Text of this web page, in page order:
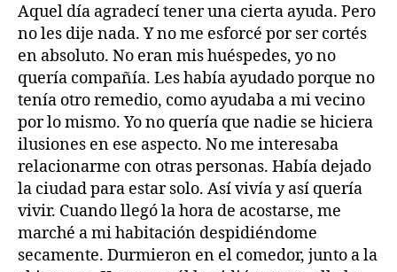
Aquel día agradecí tener una cierta ayuda. Pero
no les dije nada. Y no me esforcé por ser cortés
en absoluto. No eran mis huéspedes, yo no
quería compañía. Les había ayudado porque no
tenía otro remedio, como ayudaba a mi vecino
por lo mismo. Yo no quería que nadie se hiciera
ilusiones en ese aspecto. No me interesaba
relacionarme con otras personas. Había dejado
la ciudad para estar solo. Así vivía y así quería
vivir. Cuando llegó la hora de acostarse, me
marché a mi habitación despidiéndome
secamente. Durmieron en el comedor, junto a la